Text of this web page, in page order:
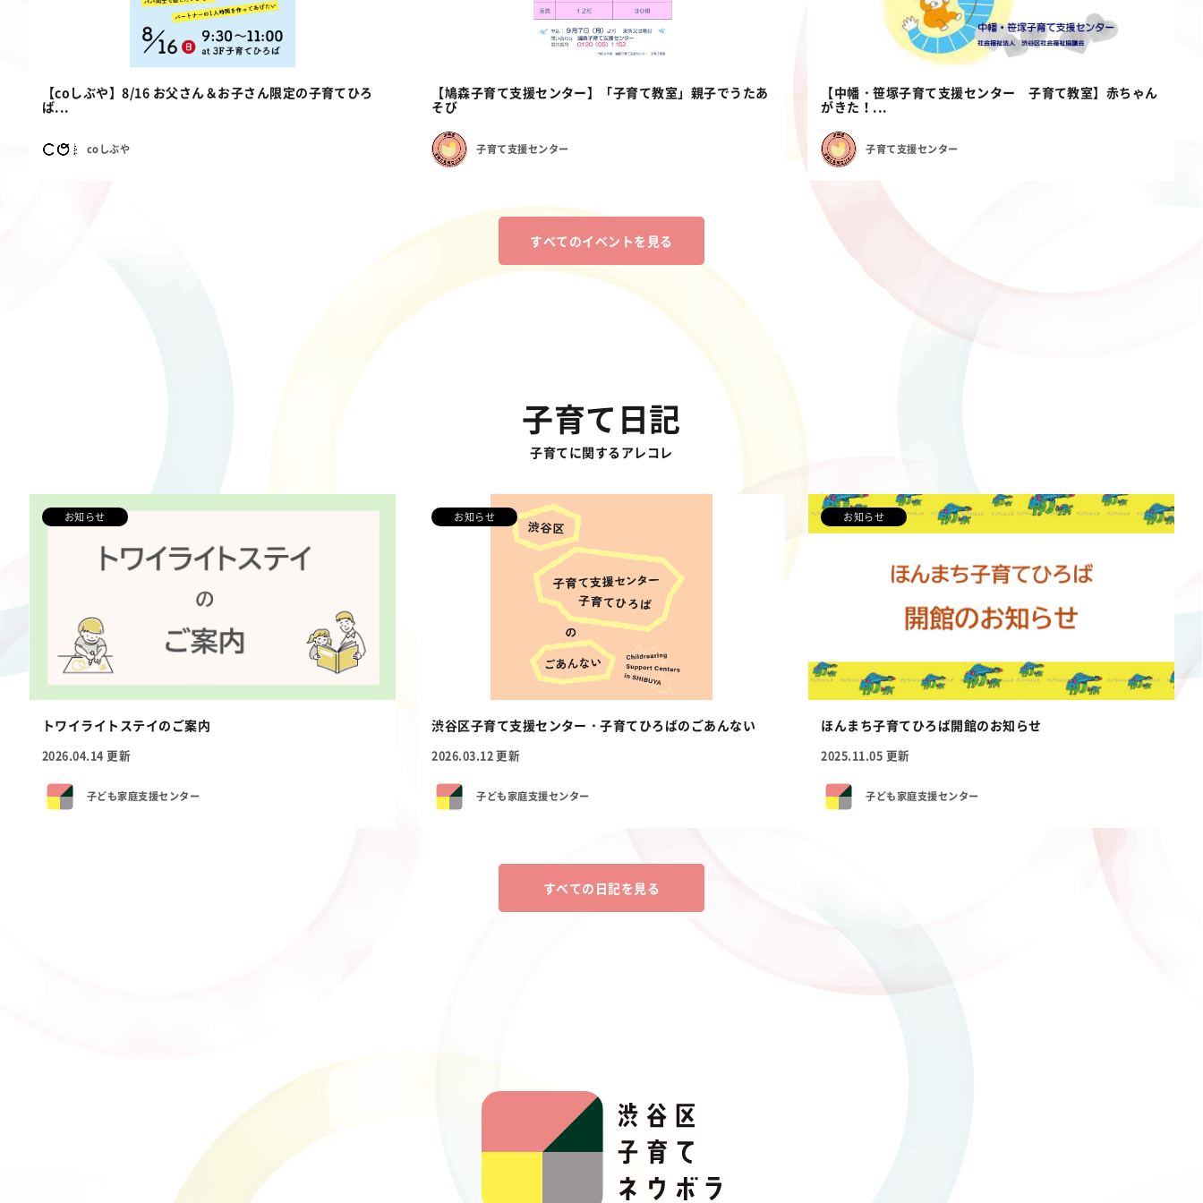
【coしぶや】8/16 お父さん＆お子さん限定の子育てひろ
ば...
coしぶや
【鳩森子育て支援センター】「子育て教室」親子でうたあ
そび
子育て支援センター
【中幡・笹塚子育て支援センター 子育て教室】赤ちゃん
がきた！...
子育て支援センター
すべてのイベントを見る
子育て日記
子育てに関するアレコレ
お知らせ
トワイライトステイのご案内
2026.04.14 更新
子ども家庭支援センター
お知らせ
渋谷区子育て支援センター・子育てひろばのごあんない
2026.03.12 更新
子ども家庭支援センター
お知らせ
ほんまち子育てひろば開館のお知らせ
2025.11.05 更新
子ども家庭支援センター
すべての日記を見る